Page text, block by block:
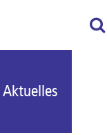
Aktuelles